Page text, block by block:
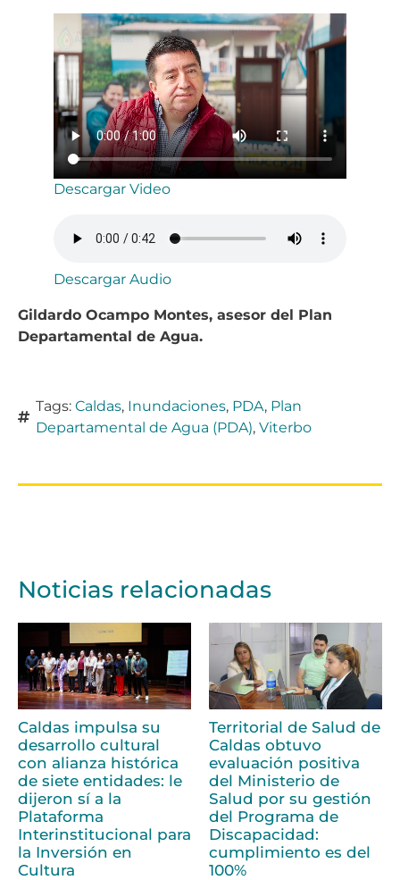
Descargar Video
Descargar Audio
Gildardo Ocampo Montes, asesor del Plan
Departamental de Agua.
Tags: Caldas, Inundaciones, PDA, Plan
Departamental de Agua (PDA), Viterbo
Noticias relacionadas
Caldas impulsa su
desarrollo cultural
con alianza histórica
de siete entidades: le
dijeron sí a la
Plataforma
Interinstitucional para
la Inversión en
Cultura
Territorial de Salud de
Caldas obtuvo
evaluación positiva
del Ministerio de
Salud por su gestión
del Programa de
Discapacidad:
cumplimiento es del
100%